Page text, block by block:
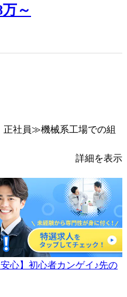
～
社員≫機械系工場での組
詳細を表示